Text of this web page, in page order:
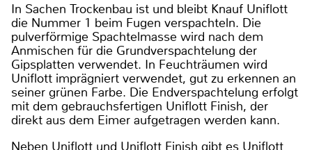
In Sachen Trockenbau ist und bleibt Knauf Uniflott
die Nummer 1 beim Fugen verspachteln. Die
pulverförmige Spachtelmasse wird nach dem
Anmischen für die Grundverspachtelung der
Gipsplatten verwendet. In Feuchträumen wird
Uniflott imprägniert verwendet, gut zu erkennen an
seiner grünen Farbe. Die Endverspachtelung erfolgt
mit dem gebrauchsfertigen Uniflott Finish, der
direkt aus dem Eimer aufgetragen werden kann.